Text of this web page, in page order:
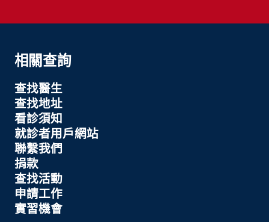
相關查詢
查找醫生
查找地址
看診須知
就診者用戶網站
聯繫我們
捐款
查找活動
申請工作
實習機會